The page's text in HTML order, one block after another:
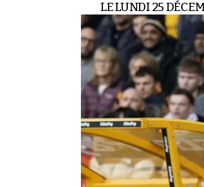
LE LUNDI 25